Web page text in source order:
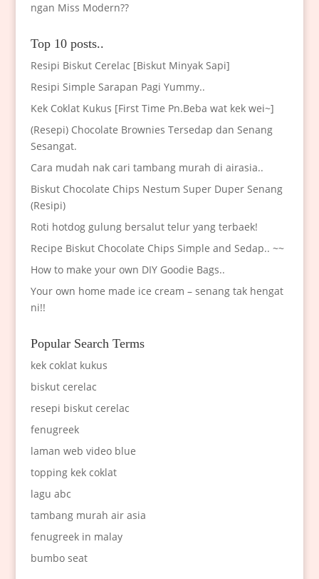
ngan Miss Modern??
Top 10 posts..
Resipi Biskut Cerelac [Biskut Minyak Sapi]
Resipi Simple Sarapan Pagi Yummy..
Kek Coklat Kukus [First Time Pn.Beba wat kek wei~]
(Resepi) Chocolate Brownies Tersedap dan Senang
Sesangat.
Cara mudah nak cari tambang murah di airasia..
Biskut Chocolate Chips Nestum Super Duper Senang
(Resipi)
Roti hotdog gulung bersalut telur yang terbaek!
Recipe Biskut Chocolate Chips Simple and Sedap.. ~~
How to make your own DIY Goodie Bags..
Your own home made ice cream – senang tak hengat
ni!!
Popular Search Terms
kek coklat kukus
biskut cerelac
resepi biskut cerelac
fenugreek
laman web video blue
topping kek coklat
lagu abc
tambang murah air asia
fenugreek in malay
bumbo seat